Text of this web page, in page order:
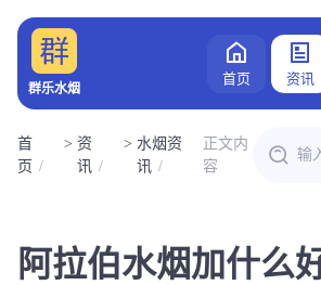
群乐水烟
首页 资讯
首
页
> 资
讯
> 水烟资
讯
正文内
容
阿拉伯水烟加什么